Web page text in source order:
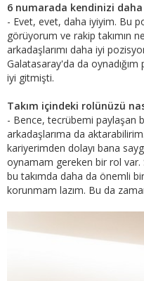
6 numarada kendinizi
- Evet, evet, daha iyiyim. Bu
görüyorum ve rakip takımın
arkadaşlarımı daha iyi
Galatasaray'da da
iyi gitmişti.
Takım içindeki rolünüzü
- Bence, tecrübemi paylaşan
arkadaşlarıma da
kariyerimden dolayı bana
oynamam gereken bir rol var.
bu takımda daha da önemli
korunmam lazım. Bu da